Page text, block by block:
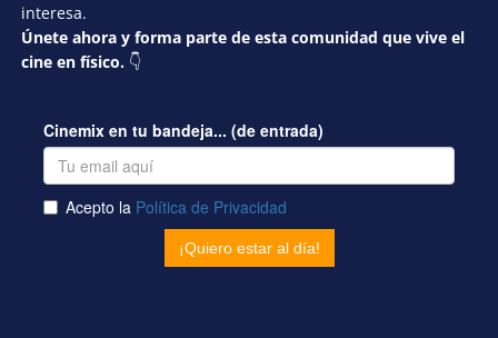
interesa.
Únete ahora y forma parte de esta comunidad que vive el
cine en físico. 👇